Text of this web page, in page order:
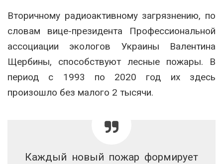
Вторичному радиоактивному загрязнению, по
словам вице-президента Профессиональной
ассоциации экологов Украины Валентина
Щербины, способствуют лесные пожары. В
период с 1993 по 2020 год их здесь
произошло без малого 2 тысячи.
Каждый новый пожар формирует